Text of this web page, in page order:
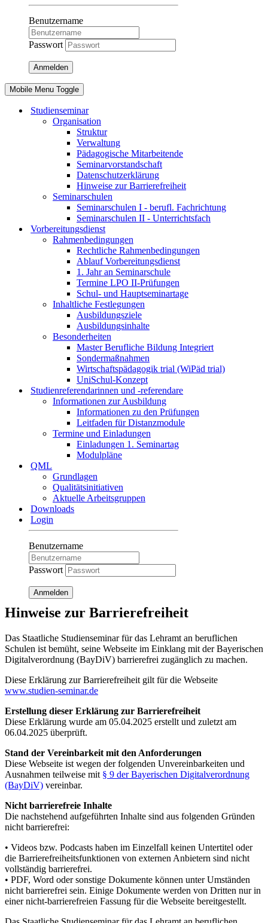
Benutzername
Passwort
Anmelden
Mobile Menu Toggle
Studienseminar
Organisation
Struktur
Verwaltung
Pädagogische Mitarbeitende
Seminarvorstandschaft
Datenschutzerklärung
Hinweise zur Barrierefreiheit
Seminarschulen
Seminarschulen I - berufl. Fachrichtung
Seminarschulen II - Unterrichtsfach
Vorbereitungsdienst
Rahmenbedingungen
Rechtliche Rahmenbedingungen
Ablauf Vorbereitungsdienst
1. Jahr an Seminarschule
Termine LPO II-Prüfungen
Schul- und Hauptseminartage
Inhaltliche Festlegungen
Ausbildungsziele
Ausbildungsinhalte
Besonderheiten
Master Berufliche Bildung Integriert
Sondermaßnahmen
Wirtschaftspädagogik trial (WiPäd trial)
UniSchul-Konzept
Studienreferendarinnen und -referendare
Informationen zur Ausbildung
Informationen zu den Prüfungen
Leitfaden für Distanzmodule
Termine und Einladungen
Einladungen 1. Seminartag
Modulpläne
QML
Grundlagen
Qualitätsinitiativen
Aktuelle Arbeitsgruppen
Downloads
Login
Benutzername
Passwort
Anmelden
Hinweise zur Barrierefreiheit
Das Staatliche Studienseminar für das Lehramt an beruflichen
Schulen ist bemüht, seine Webseite im Einklang mit der Bayerischen
Digitalverordnung (BayDiV) barrierefrei zugänglich zu machen.
Diese Erklärung zur Barrierefreiheit gilt für die Webseite
www.studien-seminar.de
Erstellung dieser Erklärung zur Barrierefreiheit
Diese Erklärung wurde am 05.04.2025 erstellt und zuletzt am
06.04.2025 überprüft.
Stand der Vereinbarkeit mit den Anforderungen
Diese Webseite ist wegen der folgenden Unvereinbarkeiten und
Ausnahmen teilweise mit § 9 der Bayerischen Digitalverordnung
(BayDiV) vereinbar.
Nicht barrierefreie Inhalte
Die nachstehend aufgeführten Inhalte sind aus folgenden Gründen
nicht barrierefrei:
• Videos bzw. Podcasts haben im Einzelfall keinen Untertitel oder
die Barrierefreiheitsfunktionen von externen Anbietern sind nicht
vollständig barrierefrei.
• PDF, Word oder sonstige Dokumente können unter Umständen
nicht barrierefrei sein. Einige Dokumente werden von Dritten nur in
einer nicht-barrierefreien Fassung für die Webseite bereitgestellt.